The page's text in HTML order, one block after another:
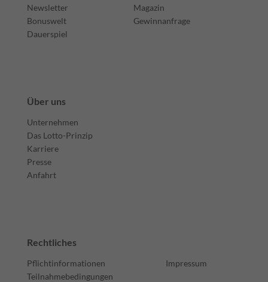
Newsletter
Bonuswelt
Dauerspiel
Magazin
Gewinnanfrage
Über uns
Unternehmen
Das Lotto-Prinzip
Karriere
Presse
Anfahrt
Rechtliches
Pflichtinformationen
Teilnahmebedingungen
Impressum